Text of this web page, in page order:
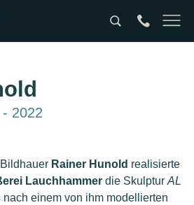
Suche
2022
Rainer Hunold realisierte
Lauchhammer die Skulptur AL
nach einem von ihm modellierten